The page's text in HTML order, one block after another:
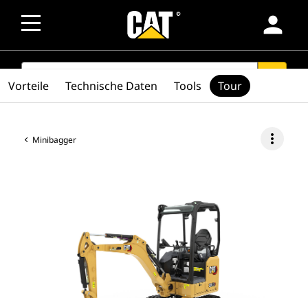
person
SEARCH
Minibagger more_vert
Vorteile Technische Daten Tools Tour